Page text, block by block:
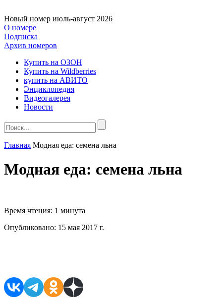
Новый номер июль-август 2026
О номере
Подписка
Архив номеров
Купить на ОЗОН
Купить на Wildberries
купить на АВИТО
Энциклопедия
Видеогалерея
Новости
Главная Модная еда: семена льна
Модная еда: семена льна
Время чтения: 1 минута
Опубликовано: 15 мая 2017 г.